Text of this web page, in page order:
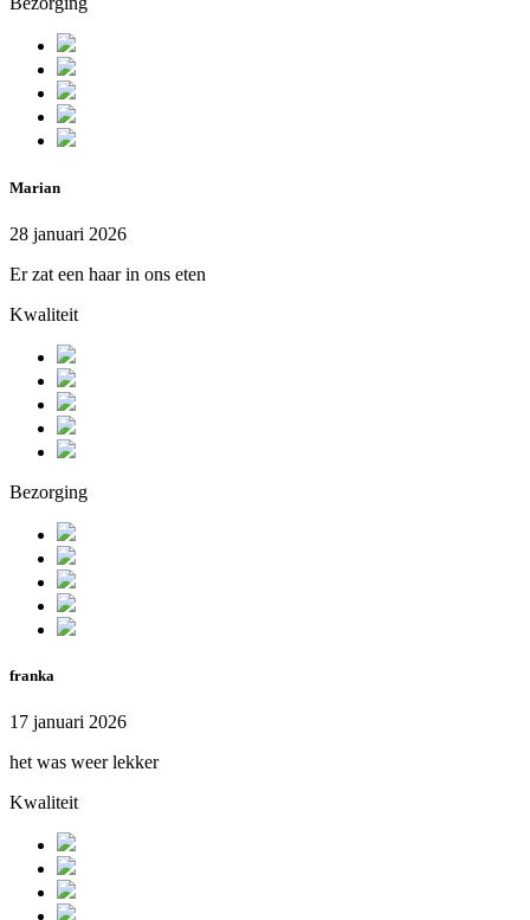
Marian
28 januari 2026
Er zat een haar in ons eten
Kwaliteit
Bezorging
franka
17 januari 2026
het was weer lekker
Kwaliteit